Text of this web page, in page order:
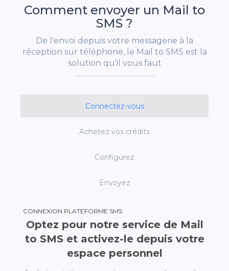
Comment envoyer un Mail to
SMS ?
De l'envoi depuis votre messagerie à la
réception sur téléphone, le Mail to SMS est la
solution qu'il vous faut
Connectez-vous
Achetez vos crédits
Configurez
Envoyez
CONNEXION PLATEFORME SMS
Optez pour notre service de Mail
to SMS et activez-le depuis votre
espace personnel